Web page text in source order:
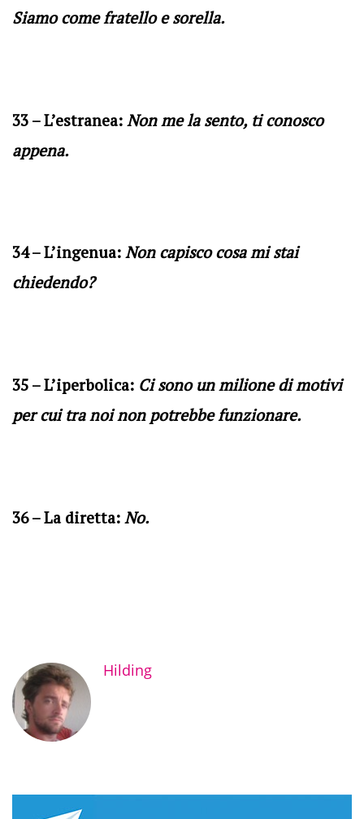
Siamo come fratello e sorella.
33 – L’estranea:Non me la sento, ti conosco
appena.
34 – L’ingenua:Non capisco cosa mi stai
chiedendo?
35 – L’iperbolica: Ci sono un milione di motivi
per cui tra noi non potrebbe funzionare.
36 – La diretta:No.
Hilding